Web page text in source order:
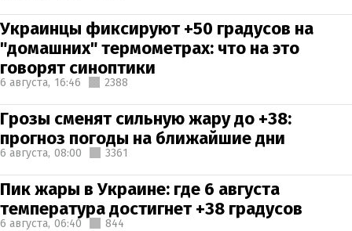
Украинцы фиксируют +50 градусов на
"домашних" термометрах: что на это
говорят синоптики
6 августа, 16:46 2388
Грозы сменят сильную жару до +38:
прогноз погоды на ближайшие дни
6 августа, 08:00 3361
Пик жары в Украине: где 6 августа
температура достигнет +38 градусов
6 августа, 06:40 844